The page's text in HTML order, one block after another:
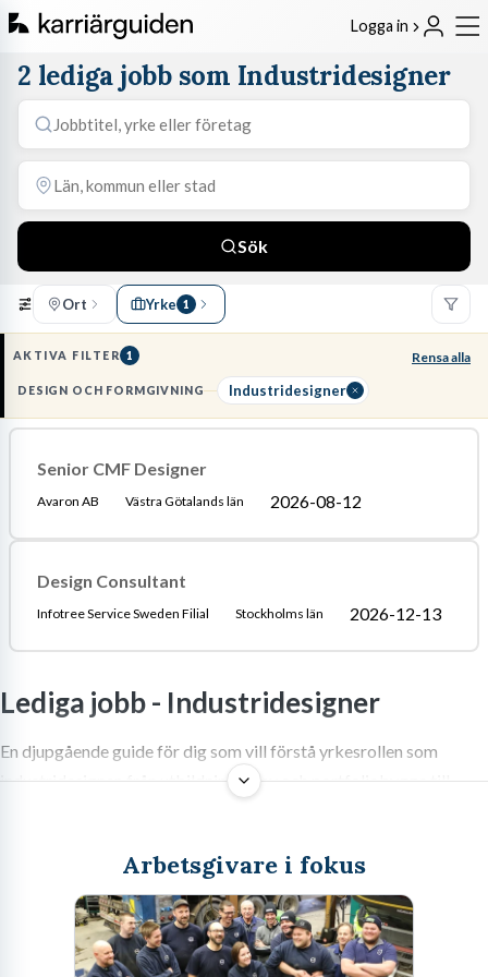
Logga in
2 lediga jobb som Industridesigner
Sök
Ort Yrke 1
AKTIVA FILTER 1 Rensa alla
DESIGN OCH FORMGIVNING Industridesigner
Senior CMF Designer
Avaron AB Västra Götalands län 2026-08-12
Design Consultant
Infotree Service Sweden Filial Stockholms län 2026-12-13
Lediga jobb - Industridesigner
En djupgående guide för dig som vill förstå yrkesrollen som
industridesigner, från utbildningskrav och portfoliobygge till
Jobba som industridesigner – En
verklighetsförankrad bild
Arbetsgivare i fokus